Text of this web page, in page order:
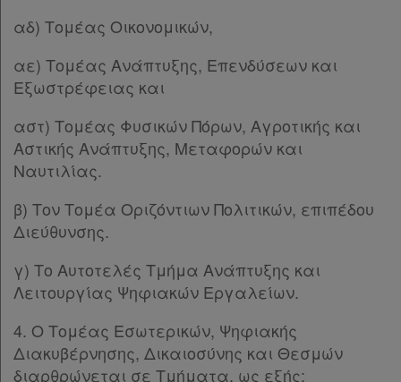
αδ) Τομέας Οικονομικών,
αε) Τομέας Ανάπτυξης, Επενδύσεων και
Εξωστρέφειας και
αστ) Τομέας Φυσικών Πόρων, Αγροτικής και
Αστικής Ανάπτυξης, Μεταφορών και
Ναυτιλίας.
β) Τον Τομέα Οριζόντιων Πολιτικών, επιπέδου
Διεύθυνσης.
γ) Το Αυτοτελές Τμήμα Ανάπτυξης και
Λειτουργίας Ψηφιακών Εργαλείων.
4. Ο Τομέας Εσωτερικών, Ψηφιακής
Διακυβέρνησης, Δικαιοσύνης και Θεσμών
διαρθρώνεται σε Τμήματα, ως εξής: